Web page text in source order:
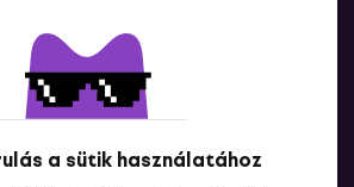
a sütik használatához
Lépj kapcsolatba velünk